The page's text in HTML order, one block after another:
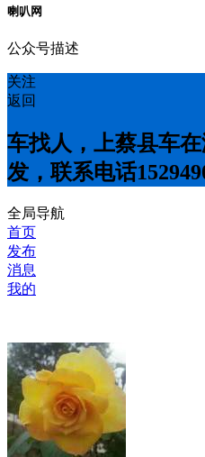
喇叭网
公众号描述
关注
返回
车找人，上蔡县车
发，联系电话
全局导航
首页
发布
消息
我的